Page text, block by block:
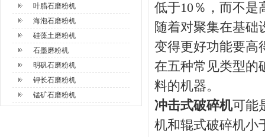
叶腊石磨粉机
海泡石磨粉机
硅藻土磨粉机
石墨磨粉机
明矾石磨粉机
钾长石磨粉机
锰矿石磨粉机
低于10％，而不是
随着对聚集在基础
变得更好功能要高
在五种常见类型的
料的机器。
冲击式破碎机可能
机和辊式破碎机小